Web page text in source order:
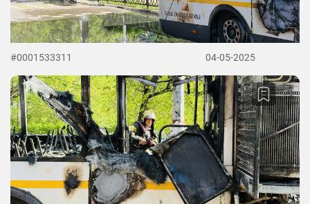
#0001533311 04-05-2025